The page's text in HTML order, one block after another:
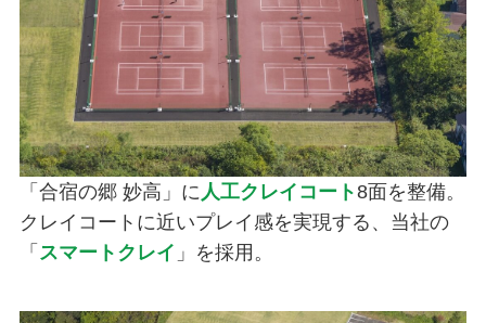
「合宿の郷 妙高」に 人工クレイコート8面を整備。
クレイコートに近いプレイ感を実現する、当社の
「 スマートクレイ 」を採用。